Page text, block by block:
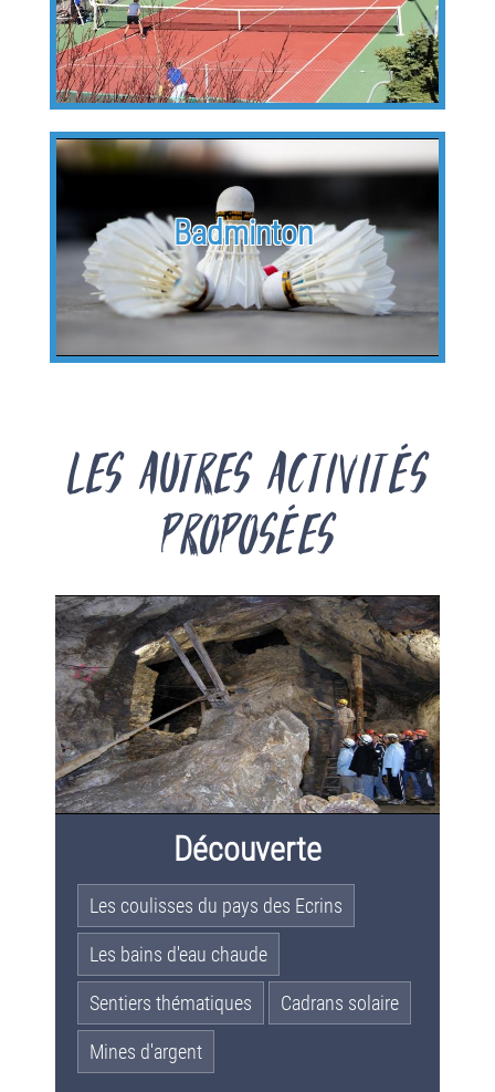
Badminton
Les autres activités
proposées
Découverte
Les coulisses du pays des Ecrins
Les bains d'eau chaude
Sentiers thématiques Cadrans solaire
Mines d'argent